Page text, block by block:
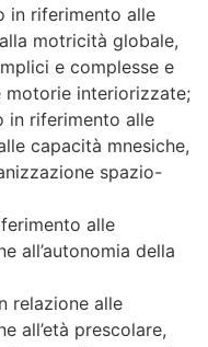
in riferimento alle
motricità globale,
e complesse e
motorie interiorizzate;
in riferimento alle
capacità mnesiche,
spazio-
alle
all’autonomia della
relazione alle
all’età prescolare,